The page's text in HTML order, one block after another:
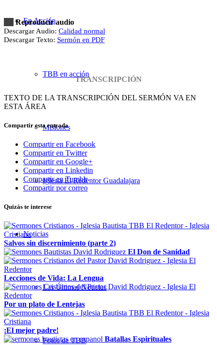
En Acción
TBB en acción
Misiones
Iglesia El Redentor Guadalajara
Noticias
Las Últimas Noticias
Fotos de TBB
Reproducir audio
Descargar Audio: Calidad normal
Descargar Texto: Sermón en PDF
TRANSCRIPCIÓN
TEXTO DE LA TRANSCRIPCIÓN DEL SERMÓN VA EN
ESTA ÁREA
Compartir esta entrada
Compartir en Facebook
Compartir en Twitter
Compartir en Google+
Compartir en Linkedin
Compartir en Tumblr
Compartir por correo
Quizás te interese
Salvos sin discernimiento (parte 2)
El Don de Sanidad
Lecciones de Vida: La Lengua
Por un plato de Lentejas
¡El mejor padre!
Batallas Espirituales